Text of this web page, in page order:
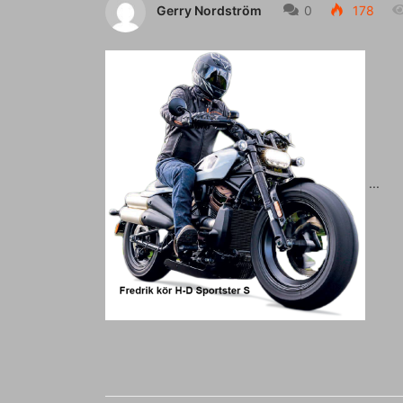
Gerry Nordström 0 178